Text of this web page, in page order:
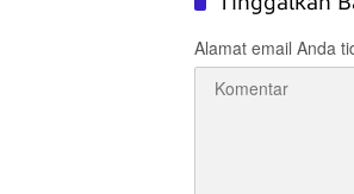
Alamat email Anda